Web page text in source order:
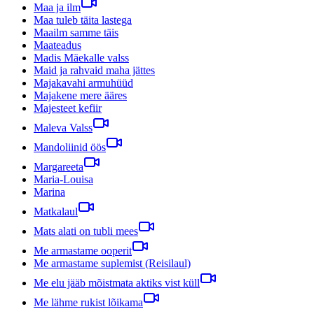
Maa ja ilm
Maa tuleb täita lastega
Maailm samme täis
Maateadus
Madis Mäekalle valss
Maid ja rahvaid maha jättes
Majakavahi armuhüüd
Majakene mere ääres
Majesteet kefiir
Maleva Valss
Mandoliinid öös
Margareeta
Maria-Louisa
Marina
Matkalaul
Mats alati on tubli mees
Me armastame ooperit
Me armastame suplemist (Reisilaul)
Me elu jääb mõistmata aktiks vist küll
Me lähme rukist lõikama